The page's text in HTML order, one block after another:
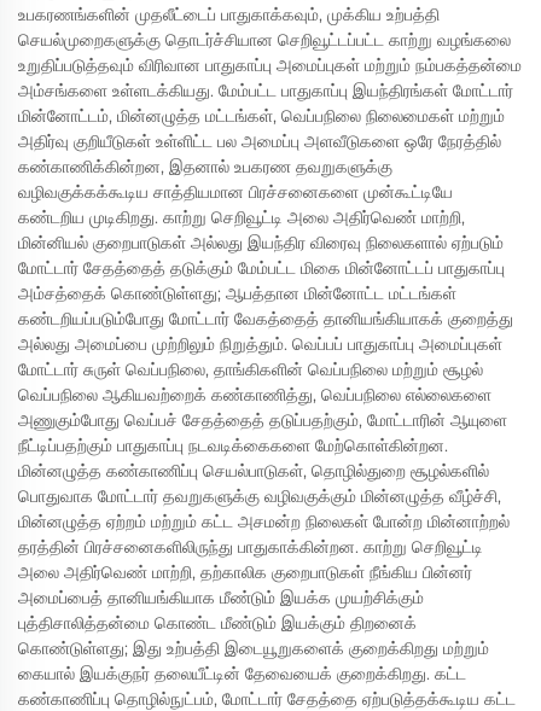
உபகரணங்களின் முதலீட்டைப் பாதுகாக்கவும், முக்கிய உற்பத்தி
செயல்முறைகளுக்கு தொடர்ச்சியான செறிவூட்டப்பட்ட காற்று வழங்கலை
உறுதிப்படுத்தவும் விரிவான பாதுகாப்பு அமைப்புகள் மற்றும் நம்பகத்தன்மை
அம்சங்களை உள்ளடக்கியது. மேம்பட்ட பாதுகாப்பு இயந்திரங்கள் மோட்டார்
மின்னோட்டம், மின்னழுத்த மட்டங்கள், வெப்பநிலை நிலைமைகள் மற்றும்
அதிர்வு குறியீடுகள் உள்ளிட்ட பல அமைப்பு அளவீடுகளை ஒரே நேரத்தில்
கண்காணிக்கின்றன, இதனால் உபகரண தவறுகளுக்கு
வழிவகுக்கக்கூடிய சாத்தியமான பிரச்சனைகளை முன்கூட்டியே
கண்டறிய முடிகிறது. காற்று செறிவூட்டி அலை அதிர்வெண் மாற்றி,
மின்னியல் குறைபாடுகள் அல்லது இயந்திர விரைவு நிலைகளால் ஏற்படும்
மோட்டார் சேதத்தைத் தடுக்கும் மேம்பட்ட மிகை மின்னோட்டப் பாதுகாப்பு
அம்சத்தைக் கொண்டுள்ளது; ஆபத்தான மின்னோட்ட மட்டங்கள்
கண்டறியப்படும்போது மோட்டார் வேகத்தைத் தானியங்கியாகக் குறைத்து
அல்லது அமைப்பை முற்றிலும் நிறுத்தும். வெப்பப் பாதுகாப்பு அமைப்புகள்
மோட்டார் சுருள் வெப்பநிலை, தாங்கிகளின் வெப்பநிலை மற்றும் சூழல்
வெப்பநிலை ஆகியவற்றைக் கண்காணித்து, வெப்பநிலை எல்லைகளை
அணுகும்போது வெப்பச் சேதத்தைத் தடுப்பதற்கும், மோட்டாரின் ஆயுளை
நீட்டிப்பதற்கும் பாதுகாப்பு நடவடிக்கைகளை மேற்கொள்கின்றன.
மின்னழுத்த கண்காணிப்பு செயல்பாடுகள், தொழில்துறை சூழல்களில்
பொதுவாக மோட்டார் தவறுகளுக்கு வழிவகுக்கும் மின்னழுத்த வீழ்ச்சி,
மின்னழுத்த ஏற்றம் மற்றும் கட்ட அசமன்ற நிலைகள் போன்ற மின்னாற்றல்
தரத்தின் பிரச்சனைகளிலிருந்து பாதுகாக்கின்றன. காற்று செறிவூட்டி
அலை அதிர்வெண் மாற்றி, தற்காலிக குறைபாடுகள் நீங்கிய பின்னர்
அமைப்பைத் தானியங்கியாக மீண்டும் இயக்க முயற்சிக்கும்
புத்திசாலித்தன்மை கொண்ட மீண்டும் இயக்கும் திறனைக்
கொண்டுள்ளது; இது உற்பத்தி இடையூறுகளைக் குறைக்கிறது மற்றும்
கையால் இயக்குநர் தலையீட்டின் தேவையைக் குறைக்கிறது. கட்ட
கண்காணிப்பு தொழில்நுட்பம், மோட்டார் சேதத்தை ஏற்படுத்தக்கூடிய கட்ட